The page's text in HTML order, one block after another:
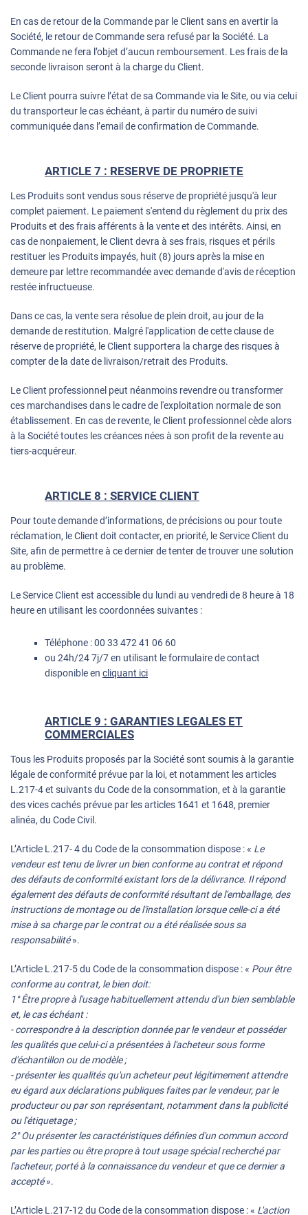
En cas de retour de la Commande par le Client sans en avertir la
Société, le retour de Commande sera refusé par la Société. La
Commande ne fera l’objet d’aucun remboursement. Les frais de la
seconde livraison seront à la charge du Client.
Le Client pourra suivre l’état de sa Commande via le Site, ou via celui
du transporteur le cas échéant, à partir du numéro de suivi
communiquée dans l’email de confirmation de Commande.
ARTICLE 7 : RESERVE DE PROPRIETE
Les Produits sont vendus sous réserve de propriété jusqu'à leur
complet paiement. Le paiement s'entend du règlement du prix des
Produits et des frais afférents à la vente et des intérêts. Ainsi, en
cas de nonpaiement, le Client devra à ses frais, risques et périls
restituer les Produits impayés, huit (8) jours après la mise en
demeure par lettre recommandée avec demande d'avis de réception
restée infructueuse.
Dans ce cas, la vente sera résolue de plein droit, au jour de la
demande de restitution. Malgré l'application de cette clause de
réserve de propriété, le Client supportera la charge des risques à
compter de la date de livraison/retrait des Produits.
Le Client professionnel peut néanmoins revendre ou transformer
ces marchandises dans le cadre de l'exploitation normale de son
établissement. En cas de revente, le Client professionnel cède alors
à la Société toutes les créances nées à son profit de la revente au
tiers-acquéreur.
ARTICLE 8 : SERVICE CLIENT
Pour toute demande d’informations, de précisions ou pour toute
réclamation, le Client doit contacter, en priorité, le Service Client du
Site, afin de permettre à ce dernier de tenter de trouver une solution
au problème.
Le Service Client est accessible du lundi au vendredi de 8 heure à 18
heure en utilisant les coordonnées suivantes :
Téléphone :00 33 472 41 06 60
ou 24h/24 7j/7 en utilisant le formulaire de contact
disponible en cliquant ici
ARTICLE 9 : GARANTIES LEGALES ET
COMMERCIALES
Tous les Produits proposés par la Société sont soumis à la garantie
légale de conformité prévue par la loi, et notamment les articles
L.217-4 et suivants du Code de la consommation, et à la garantie
des vices cachés prévue par les articles 1641 et 1648, premier
alinéa, du Code Civil.
L’Article L.217- 4 du Code de la consommation dispose : « Le
vendeur est tenu de livrer un bien conforme au contrat et répond
des défauts de conformité existant lors de la délivrance. Il répond
également des défauts de conformité résultant de l'emballage, des
instructions de montage ou de l'installation lorsque celle-ci a été
mise à sa charge par le contrat ou a été réalisée sous sa
responsabilité».
L’Article L.217-5 du Code de la consommation dispose : « Pour être
conforme au contrat, le bien doit:
1° Être propre à l'usage habituellement attendu d'un bien semblable
et, le cas échéant :
- correspondre à la description donnée par le vendeur et posséder
les qualités que celui-ci a présentées à l'acheteur sous forme
d'échantillon ou de modèle ;
- présenter les qualités qu'un acheteur peut légitimement attendre
eu égard aux déclarations publiques faites par le vendeur, par le
producteur ou par son représentant, notamment dans la publicité
ou l'étiquetage ;
2° Ou présenter les caractéristiques définies d'un commun accord
par les parties ou être propre à tout usage spécial recherché par
l'acheteur, porté à la connaissance du vendeur et que ce dernier a
accepté».
L’Article L.217-12 du Code de la consommation dispose : « L'action